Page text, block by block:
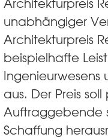
Architekturpreis
unabhängiger
Architekturpreis
beispielhafte
Ingenieurwesens
aus. Der Preis
Auftraggebende
Schaffung